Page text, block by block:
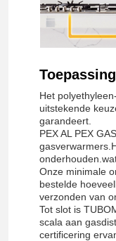
Het
uitstekende
garandeert.
PEX AL PEX
Onze minimale
bestelde
verzonden van
Tot slot is
scala aan
certificering